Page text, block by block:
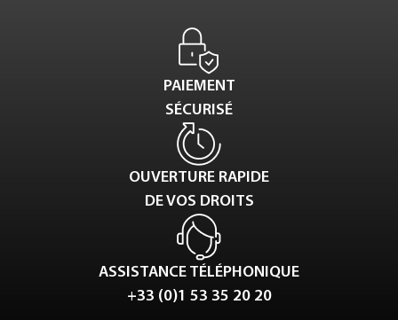
PAIEMENT
SÉCURISÉ
OUVERTURE RAPIDE
DE VOS DROITS
ASSISTANCE TÉLÉPHONIQUE
+33 (0)1 53 35 20 20